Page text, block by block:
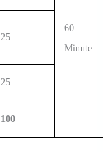
60
Minute
25
25
100